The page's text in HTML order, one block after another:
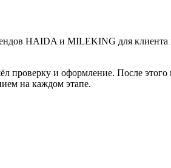
HAIDA и MILEKING для клиента
проверку и оформление. После
на каждом этапе.